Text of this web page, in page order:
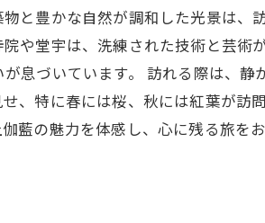
と豊かな自然が調和した光景は、
や堂宇は、洗練された技術と芸術
息づいています。 訪れる際は、
、特に春には桜、秋には紅葉が訪
藍の魅力を体感し、心に残る旅をお